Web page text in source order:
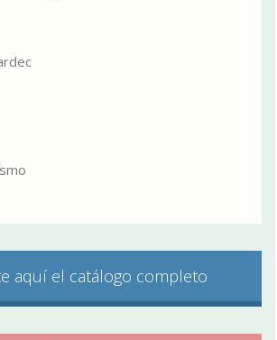
aquí el catálogo completo